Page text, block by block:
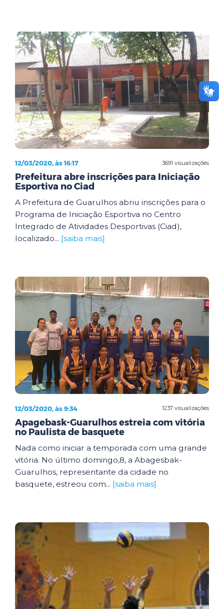
3691 visualizações
12/03/2020, às 16:17
Prefeitura abre inscrições para Iniciação
Esportiva no Ciad
A Prefeitura de Guarulhos abriu inscrições para o
Programa de Iniciação Esportiva no Centro
Integrado de Atividades Desportivas (Ciad),
localizado... [saiba mais]
1237 visualizações
12/03/2020, às 9:34
Apagebask-Guarulhos estreia com vitória
no Paulista de basquete
Nada como iniciar a temporada com uma grande
vitória. No último domingo,8, a Abagesbak-
Guarulhos, representante da cidade no
basquete, estreou com... [saiba mais]